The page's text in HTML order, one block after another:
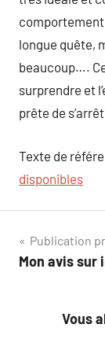
comportement
longue quête,
beaucoup….
surprendre et
prête de
Texte de
disponibles
de
Publication
Mon avis
Vous